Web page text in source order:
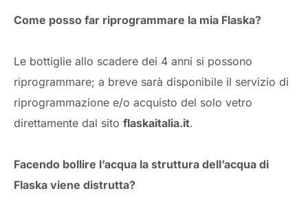
Come posso far riprogrammare la mia Flaska?
Le bottiglie allo scadere dei 4 anni si possono
riprogrammare; a breve sarà disponibile il servizio di
riprogrammazione e/o acquisto del solo vetro
direttamente dal sito flaskaitalia.it.
Facendo bollire l’acqua la struttura dell’acqua di
Flaska viene distrutta?